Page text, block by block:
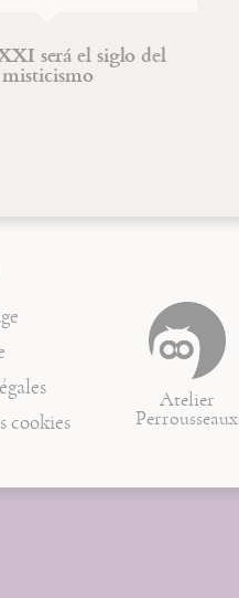
será el siglo del
misticismo
cookies
Atelier
Perrousseaux